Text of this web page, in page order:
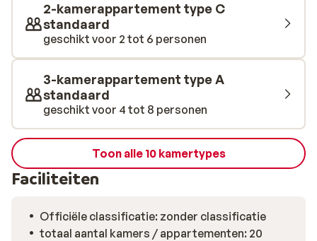
2-kamerappartement type C
standaard
geschikt voor 2 tot 6 personen
3-kamerappartement type A
standaard
geschikt voor 4 tot 8 personen
Toon alle 10 kamertypes
Faciliteiten
Officiële classificatie: zonder classificatie
totaal aantal kamers / appartementen: 20